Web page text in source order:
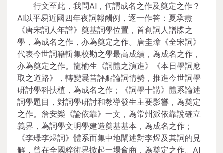
行文至此，我問AI，何謂成名之作及奠定之作？
AI以平易近國四年夜詞報酬例，逐一作答：夏承燾
《唐宋詞人年譜》奠基詞學位置，首創詞人譜牒之
學，為成名之作，亦為奠定之作。唐圭璋《全宋詞》
代表今世詞籍輯集校勘之學最高成績，為成名之作，
亦為奠定之作。龍榆生《詞體之演進》《本日學詞應
取之道路》，轉變曩昔評點論詞情勢，推進今世詞學
研討學科扶植，為成名之作；《詞學十講》體系論述
詞學題目，對詞學研討和教導發生主要影響，為奠定
之作。詹安樂《論依靠》一文，為常州派依靠說確立
義界，為詞學文明學建造奠基基本，為成名之作；
《李璟李煜詞》體系而集中地闡述對李煜及其詞的見
解，曾在全國粹術界掀起一場會商，為奠定之作。AI